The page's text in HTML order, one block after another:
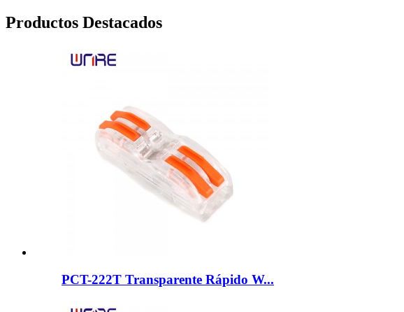
Productos Destacados
PCT-222T Transparente Rápido W...